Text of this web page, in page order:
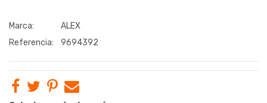
Marca:
ALEX
Referencia:
9694392